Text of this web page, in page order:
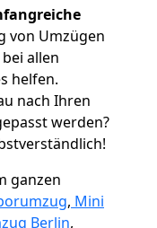
von Umzügen
allen
helfen.
nach Ihren
werden?
ganzen
, Mini
Berlin,